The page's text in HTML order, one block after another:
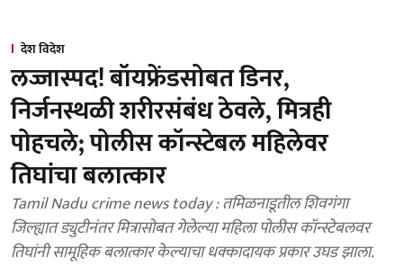
देश विदेश
लज्जास्पद! बॉयफ्रेंडसोबत डिनर,
निर्जनस्थळी शरीरसंबंध ठेवले, मित्रही
पोहचले; पोलीस कॉन्स्टेबल महिलेवर
तिघांचा बलात्कार
Tamil Nadu crime news today : तमिळनाडूतील शिवगंगा
जिल्ह्यात ड्युटीनंतर मित्रासोबत गेलेल्या महिला पोलीस कॉन्स्टेबलवर
तिघांनी सामूहिक बलात्कार केल्याचा धक्कादायक प्रकार उघड झाला.